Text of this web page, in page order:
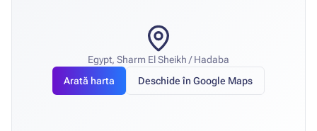
Egypt, Sharm El Sheikh / Hadaba
Arată harta
Deschide în Google Maps